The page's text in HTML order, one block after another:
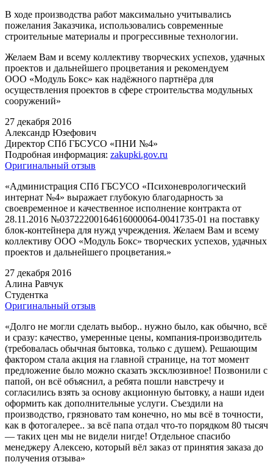
В ходе производства работ максимально учитывались
пожелания Заказчика, использовались современные
строительные материалы и прогрессивные технологии.
Желаем Вам и всему коллективу творческих успехов, удачных
проектов и дальнейшего процветания и рекомендуем
ООО «Модуль Бокс» как надёжного партнёра для
осуществления проектов в сфере строительства модульных
сооружений»
27 декабря 2016
Александр Юзефович
Директор СПб ГБСУСО «ПНИ №4»
Подробная информация: zakupki.gov.ru
Оригинальный отзыв
«Администрация СПб ГБСУСО «Психоневрологический
интернат №4» выражает глубокую благодарность за
своевременное и качественное исполнение контракта от
28.11.2016 №03722200164616000064-0041735-01 на поставку
блок-контейнера для нужд учреждения. Желаем Вам и всему
коллективу ООО «Модуль Бокс» творческих успехов, удачных
проектов и дальнейшего процветания.»
27 декабря 2016
Алина Равчук
Студентка
Оригинальный отзыв
«Долго не могли сделать выбор.. нужно было, как обычно, всё
и сразу: качество, умеренные цены, компания-производитель
(требовалась обычная бытовка, только с душем). Решающим
фактором стала акция на главной странице, на тот момент
предложение было можно сказать эксклюзивное! Позвонили с
папой, он всё объяснил, а ребята пошли навстречу и
согласились взять за основу акционную бытовку, а наши идеи
оформить как дополнительные услуги. Съездили на
производство, грязновато там конечно, но мы всё в точности,
как в фотогалерее.. за всё папа отдал что-то порядком 80 тысяч
— таких цен мы не видели нигде! Отдельное спасибо
менеджеру Алексею, который вёл заказ от принятия заказа до
получения отзыва»